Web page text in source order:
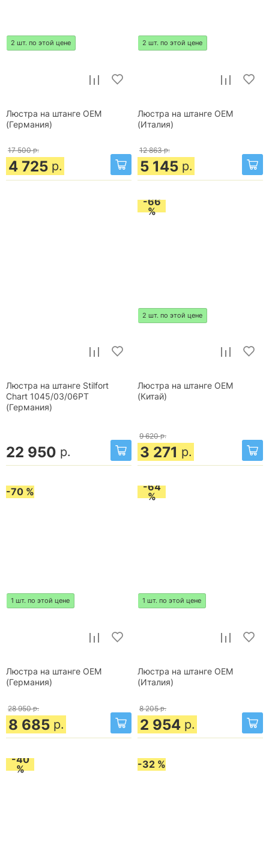
2 шт. по этой цене
Люстра на штанге OEM
(Германия)
17 500 р.
4 725 р.
2 шт. по этой цене
Люстра на штанге OEM
(Италия)
12 863 р.
5 145 р.
Люстра на штанге Stilfort
Chart 1045/03/06PT
(Германия)
22 950 р.
-66
%
2 шт. по этой цене
Люстра на штанге OEM
(Китай)
9 620 р.
3 271 р.
-70 %
1 шт. по этой цене
Люстра на штанге OEM
(Германия)
28 950 р.
8 685 р.
-64
%
1 шт. по этой цене
Люстра на штанге OEM
(Италия)
8 205 р.
2 954 р.
-40
%
-32 %